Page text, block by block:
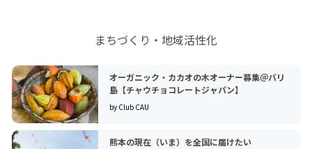
まちづくり・地域活性化
オーガニック・カカオの木オーナー募集＠バリ
島【チャウチョコレートジャパン】
by Club CAU
熊本の現在（いま）を全国に届けたい